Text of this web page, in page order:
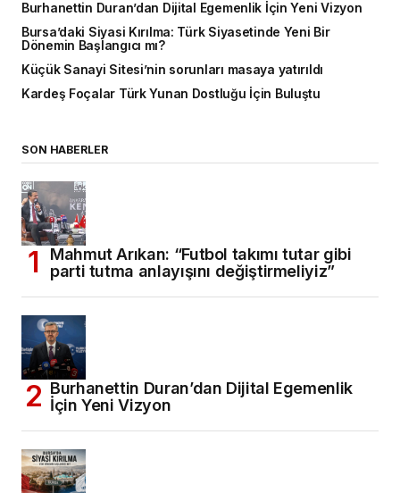
Burhanettin Duran’dan Dijital Egemenlik İçin Yeni Vizyon
Bursa’daki Siyasi Kırılma: Türk Siyasetinde Yeni Bir
Dönemin Başlangıcı mı?
Küçük Sanayi Sitesi’nin sorunları masaya yatırıldı
Kardeş Foçalar Türk Yunan Dostluğu İçin Buluştu
SON HABERLER
Mahmut Arıkan: “Futbol takımı tutar gibi
parti tutma anlayışını değiştirmeliyiz”
Burhanettin Duran’dan Dijital Egemenlik
İçin Yeni Vizyon